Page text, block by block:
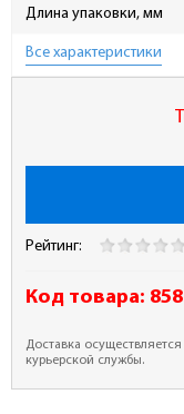
Длина упаковки, мм
Все характеристики
Рейтинг:
Код товара:
Доставка
курьерской службы.